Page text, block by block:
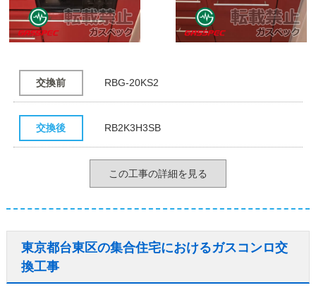
交換前 RBG-20KS2
交換後 RB2K3H3SB
この工事の詳細を見る
東京都台東区の集合住宅におけるガスコンロ交
換工事